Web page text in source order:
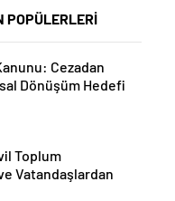
POPÜLERLERİ
Cezadan
Dönüşüm Hedefi
Toplum
Vatandaşlardan
Filosuna Destek